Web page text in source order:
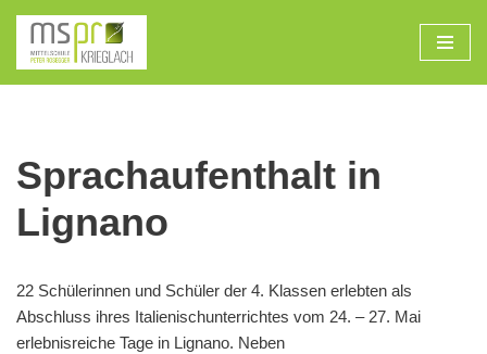
Zum
Inhalt
Sprachaufenthalt in
Lignano
22 Schülerinnen und Schüler der 4. Klassen erlebten als
Abschluss ihres Italienischunterrichtes vom 24. – 27. Mai
erlebnisreiche Tage in Lignano. Neben